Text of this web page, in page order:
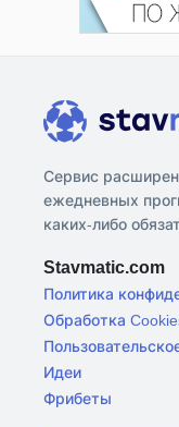
Сервис
ежедневных
каких-либо
Stavmatic.com
Политика
Обработка
Идеи
Фрибеты